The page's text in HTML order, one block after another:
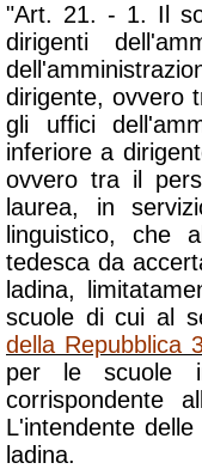
"Art. 21. - 1. Il
dirigenti
dirigente, ovvero
gli uffici
inferiore a
ovvero tra il
laurea, in
linguistico, che
tedesca da
ladina,
scuole di cui al
della Repubblica
per le scuole
corrispondente
L'intendente
ladina.